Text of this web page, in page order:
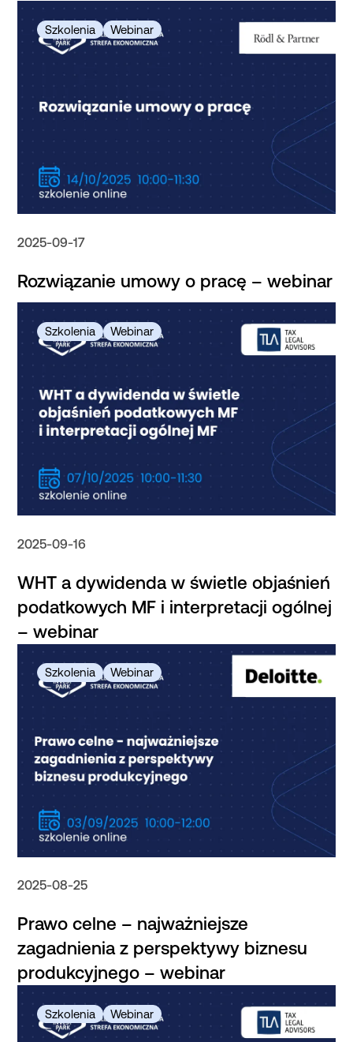
2025-09-17
Rozwiązanie umowy o pracę – webinar
2025-09-16
WHT a dywidenda w świetle objaśnień
podatkowych MF i interpretacji ogólnej
– webinar
2025-08-25
Prawo celne – najważniejsze
zagadnienia z perspektywy biznesu
produkcyjnego – webinar